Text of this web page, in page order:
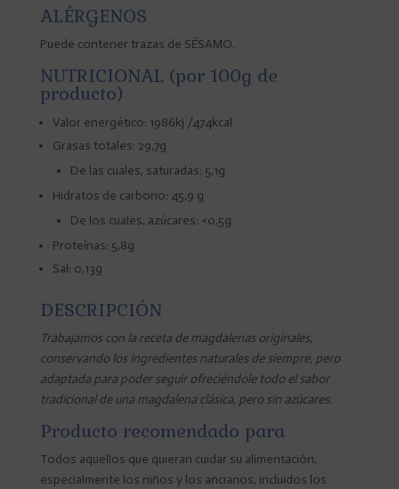
ALÉRGENOS
Puede contener trazas de SÉSAMO.
NUTRICIONAL (por 100g de
producto)
Valor energético: 1986kj /474kcal
Grasas totales: 29,7g
De las cuales, saturadas: 5,1g
Hidratos de carbono: 45,9 g
De los cuales, azúcares: <0,5g
Proteínas: 5,8g
Sal: 0,13g
DESCRIPCIÓN
Trabajamos con la receta de magdalenas originales,
conservando los ingredientes naturales de siempre, pero
adaptada para poder seguir ofreciéndole todo el sabor
tradicional de una magdalena clásica, pero sin azúcares.
Producto recomendado para
Todos aquellos que quieran cuidar su alimentación,
especialmente los niños y los ancianos, incluidos los